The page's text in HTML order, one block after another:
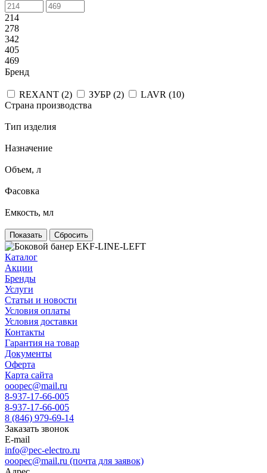
214
278
342
405
469
Бренд
REXANT (2) ЗУБР (2) LAVR (10)
Страна производства
Тип изделия
Назначение
Объем, л
Фасовка
Емкость, мл
Сбросить
Каталог
Акции
Бренды
Услуги
Статьи и новости
Условия оплаты
Условия доставки
Контакты
Гарантия на товар
Документы
Оферта
Карта сайта
ooopec@mail.ru
8-937-17-66-005
8-937-17-66-005
8 (846) 979-69-14
Заказать звонок
E-mail
info@pec-electro.ru
ooopec@mail.ru (почта для заявок)